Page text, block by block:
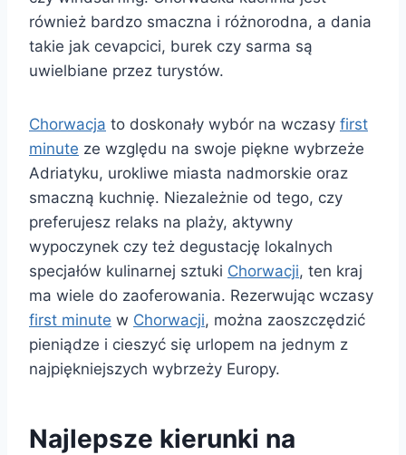
również bardzo smaczna i różnorodna, a dania
takie jak cevapcici, burek czy sarma są
uwielbiane przez turystów.
Chorwacja to doskonały wybór na wczasy first
minute ze względu na swoje piękne wybrzeże
Adriatyku, urokliwe miasta nadmorskie oraz
smaczną kuchnię. Niezależnie od tego, czy
preferujesz relaks na plaży, aktywny
wypoczynek czy też degustację lokalnych
specjałów kulinarnej sztuki Chorwacji, ten kraj
ma wiele do zaoferowania. Rezerwując wczasy
first minute w Chorwacji, można zaoszczędzić
pieniądze i cieszyć się urlopem na jednym z
najpiękniejszych wybrzeży Europy.
Najlepsze kierunki na